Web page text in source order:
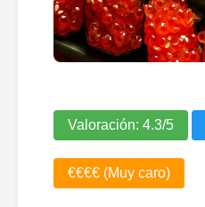
Valoración: 4.3/5
€€€€ (Muy caro)